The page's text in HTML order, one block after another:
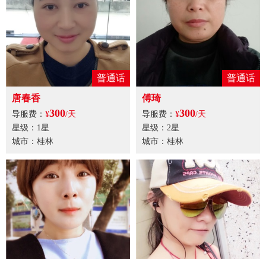
普通话
唐春香
导服费： ¥300/天
星级：1星
城市：桂林
普通话
傅琦
导服费： ¥300/天
星级：2星
城市：桂林